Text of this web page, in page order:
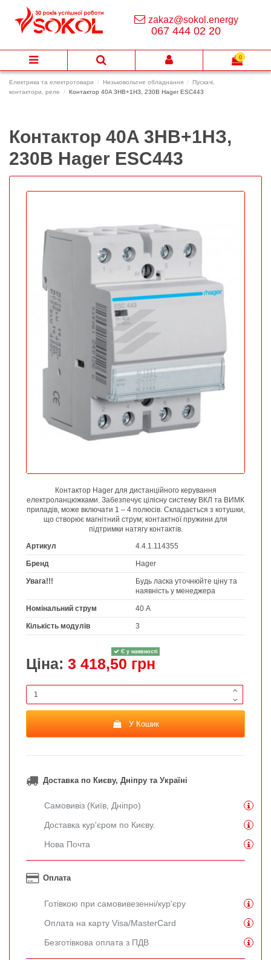
Електрика та електротовари Низьковольтне обладнання
Пускачі,
контактори, реле
Контактор 40A 3НВ+1НЗ, 230В Hager ESC443
Контактор 40A 3НВ+1НЗ,
230В Hager ESC443
Контактор Hager для дистанційного керування
електроланцюжками. Забезпечує цілісну систему ВКЛ та ВИМК
приладів, може включати 1 – 4 полюсів. Складається з котушки,
що створює магнітний струм; контактної пружини для
підтримки натягу контактів.
Артикул
4.4.1.114355
Бренд Hager
Увага!!!
Будь ласка уточнюйте ціну та
наявність у менеджера
Номінальний струм 40 А
Кількість модулів 3
Є у наявності
Ціна: 3 418,50 грн
У Кошик
Доставка по Києву, Дніпру та Україні
Самовивіз (Київ, Дніпро)
Доставка кур'єром по Києву.
Нова Почта
Оплата
Готівкою при самовивезенні/кур'єру
Оплата на карту Visa/MasterCard
Безготівкова оплата з ПДВ
zakaz@sokol.energy
067 444 02 20
0